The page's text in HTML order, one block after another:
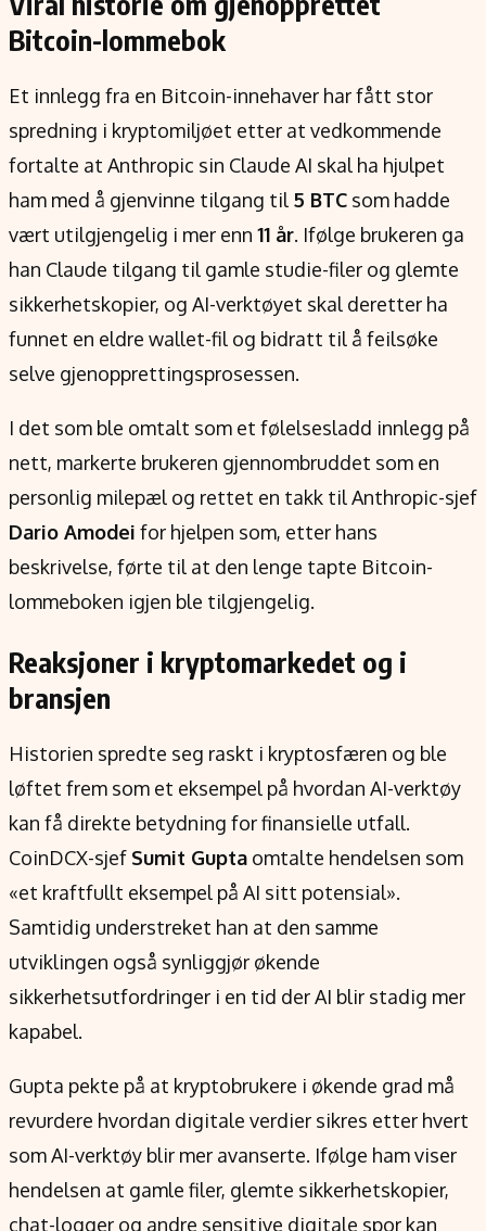
Verdensnyheter
Alt om penger på engelsk
Bitcoin-lommebok
Et innlegg fra en Bitcoin-innehaver har fått stor
spredning i kryptomiljøet etter at vedkommende
fortalte at Anthropic sin Claude AI skal ha hjulpet
ham med å gjenvinne tilgang til 5 BTC som hadde
vært utilgjengelig i mer enn 11 år. Ifølge brukeren ga
han Claude tilgang til gamle studie-filer og glemte
sikkerhetskopier, og AI-verktøyet skal deretter ha
funnet en eldre wallet-fil og bidratt til å feilsøke
selve gjenopprettingsprosessen.
I det som ble omtalt som et følelsesladd innlegg på
nett, markerte brukeren gjennombruddet som en
personlig milepæl og rettet en takk til Anthropic-sjef
Dario Amodei for hjelpen som, etter hans
beskrivelse, førte til at den lenge tapte Bitcoin-
lommeboken igjen ble tilgjengelig.
Reaksjoner i kryptomarkedet og i
bransjen
Historien spredte seg raskt i kryptosfæren og ble
løftet frem som et eksempel på hvordan AI-verktøy
kan få direkte betydning for finansielle utfall.
CoinDCX-sjef Sumit Gupta omtalte hendelsen som
«et kraftfullt eksempel på AI sitt potensial».
Samtidig understreket han at den samme
utviklingen også synliggjør økende
sikkerhetsutfordringer i en tid der AI blir stadig mer
kapabel.
Gupta pekte på at kryptobrukere i økende grad må
revurdere hvordan digitale verdier sikres etter hvert
som AI-verktøy blir mer avanserte. Ifølge ham viser
hendelsen at gamle filer, glemte sikkerhetskopier,
chat-logger og andre sensitive digitale spor kan